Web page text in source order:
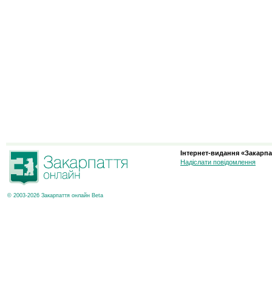
© 2003-2026 Закарпаття онлайн Beta
Інтернет-видання
Надіслати повідомлення